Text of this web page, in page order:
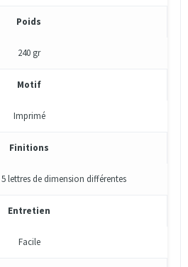
Poids
240 gr
Motif
Imprimé
Finitions
lettres de dimension différentes
Entretien
Facile